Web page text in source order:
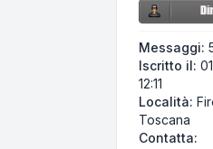
Messaggi:
Iscritto il:
12:11
Località:
Toscana
Contatta: